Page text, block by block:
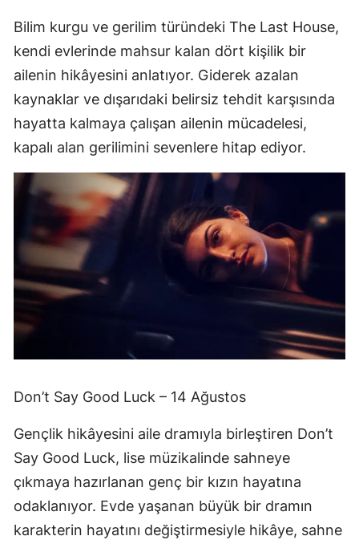
Bilim kurgu ve gerilim türündeki The Last House,
kendi evlerinde mahsur kalan dört kişilik bir
ailenin hikâyesini anlatıyor. Giderek azalan
kaynaklar ve dışarıdaki belirsiz tehdit karşısında
hayatta kalmaya çalışan ailenin mücadelesi,
kapalı alan gerilimini sevenlere hitap ediyor.
Don’t Say Good Luck – 14 Ağustos
Gençlik hikâyesini aile dramıyla birleştiren Don’t
Say Good Luck, lise müzikalinde sahneye
çıkmaya hazırlanan genç bir kızın hayatına
odaklanıyor. Evde yaşanan büyük bir dramın
karakterin hayatını değiştirmesiyle hikâye, sahne